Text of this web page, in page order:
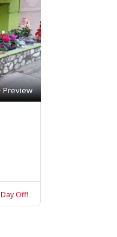
Preview
Day Off!